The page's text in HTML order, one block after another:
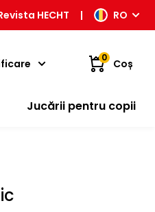
HECHT | RO
0 Coș
Jucării pentru copii